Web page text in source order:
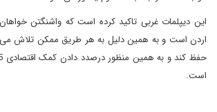
این دیپلمات غربی تاکید کرده است که واشنگتن
اردن است و به همین دلیل به هر طریق ممکن تلاش می
است.